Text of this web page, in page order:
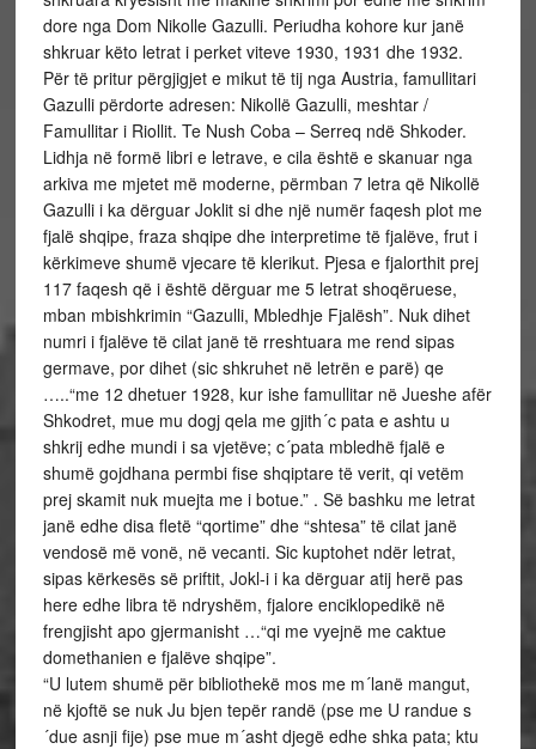
dore nga Dom Nikolle Gazulli. Periudha kohore kur janë
shkruar këto letrat i perket viteve 1930, 1931 dhe 1932.
Për të pritur përgjigjet e mikut të tij nga Austria, famullitari
Gazulli përdorte adresen: Nikollë Gazulli, meshtar /
Famullitar i Riollit. Te Nush Coba – Serreq ndë Shkoder.
Lidhja në formë libri e letrave, e cila është e skanuar nga
arkiva me mjetet më moderne, përmban 7 letra që Nikollë
Gazulli i ka dërguar Joklit si dhe një numër faqesh plot me
fjalë shqipe, fraza shqipe dhe interpretime të fjalëve, frut i
kërkimeve shumë vjecare të klerikut. Pjesa e fjalorthit prej
117 faqesh që i është dërguar me 5 letrat shoqëruese,
mban mbishkrimin “Gazulli, Mbledhje Fjalësh”. Nuk dihet
numri i fjalëve të cilat janë të rreshtuara me rend sipas
germave, por dihet (sic shkruhet në letrën e parë) qe
…..“me 12 dhetuer 1928, kur ishe famullitar në Jueshe afër
Shkodret, mue mu dogj qela me gjith´c pata e ashtu u
shkrij edhe mundi i sa vjetëve; c´pata mbledhë fjalë e
shumë gojdhana permbi fise shqiptare të verit, qi vetëm
prej skamit nuk muejta me i botue.” . Së bashku me letrat
janë edhe disa fletë “qortime” dhe “shtesa” të cilat janë
vendosë më vonë, në vecanti. Sic kuptohet ndër letrat,
sipas kërkesës së priftit, Jokl-i i ka dërguar atij herë pas
here edhe libra të ndryshëm, fjalore enciklopedikë në
frengjisht apo gjermanisht …“qi me vyejnë me caktue
domethanien e fjalëve shqipe”.
“U lutem shumë për bibliothekë mos me m´lanë mangut,
në kjoftë se nuk Ju bjen tepër randë (pse me U randue s
´due asnji fije) pse mue m´asht djegë edhe shka pata; ktu